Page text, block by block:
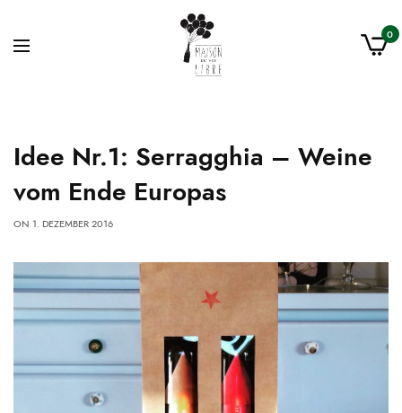
0
Idee Nr.1: Serragghia – Weine
vom Ende Europas
ON 1. DEZEMBER 2016